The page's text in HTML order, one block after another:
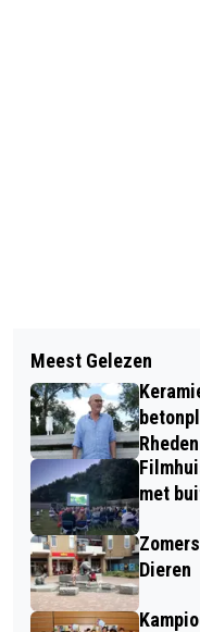
DE BUNDEL IN
OPEN
COLLEGE
VINDT € 3,1
MAATREGELEN
Meest Gelezen
Rheden
met
Dieren